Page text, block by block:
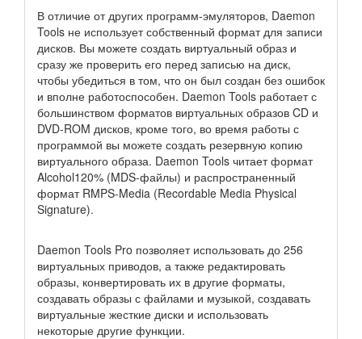
В отличие от других программ-эмуляторов, Daemon
Tools не использует собственный формат для записи
дисков. Вы можете создать виртуальный образ и
сразу же проверить его перед записью на диск,
чтобы убедиться в том, что он был создан без ошибок
и вполне работоспособен. Daemon Tools работает с
большинством форматов виртуальных образов CD и
DVD-ROM дисков, кроме того, во время работы с
программой вы можете создать резервную копию
виртуального образа. Daemon Tools читает формат
Alcohol120% (MDS-файлы) и распространенный
формат RMPS-Media (Recordable Media Physical
Signature).
Daemon Tools Pro позволяет использовать до 256
виртуальных приводов, а также редактировать
образы, конвертировать их в другие форматы,
создавать образы с файлами и музыкой, создавать
виртуальные жесткие диски и использовать
некоторые другие функции.